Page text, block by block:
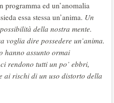
programma ed un’anomalia
essa stessa un’anima. Un
della nostra mente.
voglia dire possedere un’anima.
hanno assunto ormai
rendono tutti un po’ ebbri,
ai rischi di un uso distorto della